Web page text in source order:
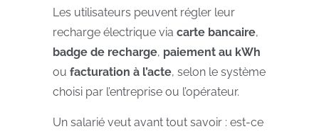
Les utilisateurs peuvent régler leur
recharge électrique via carte bancaire,
badge de recharge, paiement au kWh
ou facturation à l’acte, selon le système
choisi par l’entreprise ou l’opérateur.
Un salarié veut avant tout savoir : est-ce